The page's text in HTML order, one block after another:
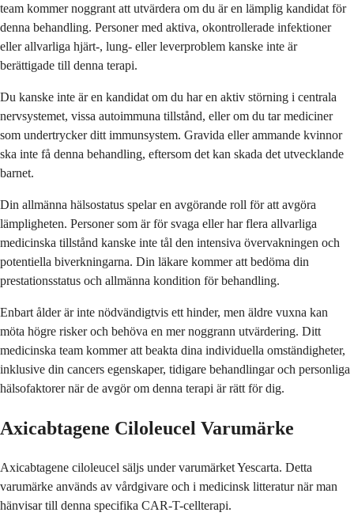
team kommer noggrant att utvärdera om du är en lämplig kandidat för
denna behandling. Personer med aktiva, okontrollerade infektioner
eller allvarliga hjärt-, lung- eller leverproblem kanske inte är
berättigade till denna terapi.
Du kanske inte är en kandidat om du har en aktiv störning i centrala
nervsystemet, vissa autoimmuna tillstånd, eller om du tar mediciner
som undertrycker ditt immunsystem. Gravida eller ammande kvinnor
ska inte få denna behandling, eftersom det kan skada det utvecklande
barnet.
Din allmänna hälsostatus spelar en avgörande roll för att avgöra
lämpligheten. Personer som är för svaga eller har flera allvarliga
medicinska tillstånd kanske inte tål den intensiva övervakningen och
potentiella biverkningarna. Din läkare kommer att bedöma din
prestationsstatus och allmänna kondition för behandling.
Enbart ålder är inte nödvändigtvis ett hinder, men äldre vuxna kan
möta högre risker och behöva en mer noggrann utvärdering. Ditt
medicinska team kommer att beakta dina individuella omständigheter,
inklusive din cancers egenskaper, tidigare behandlingar och personliga
hälsofaktorer när de avgör om denna terapi är rätt för dig.
Axicabtagene Ciloleucel Varumärke
Axicabtagene ciloleucel säljs under varumärket Yescarta. Detta
varumärke används av vårdgivare och i medicinsk litteratur när man
hänvisar till denna specifika CAR-T-cellterapi.